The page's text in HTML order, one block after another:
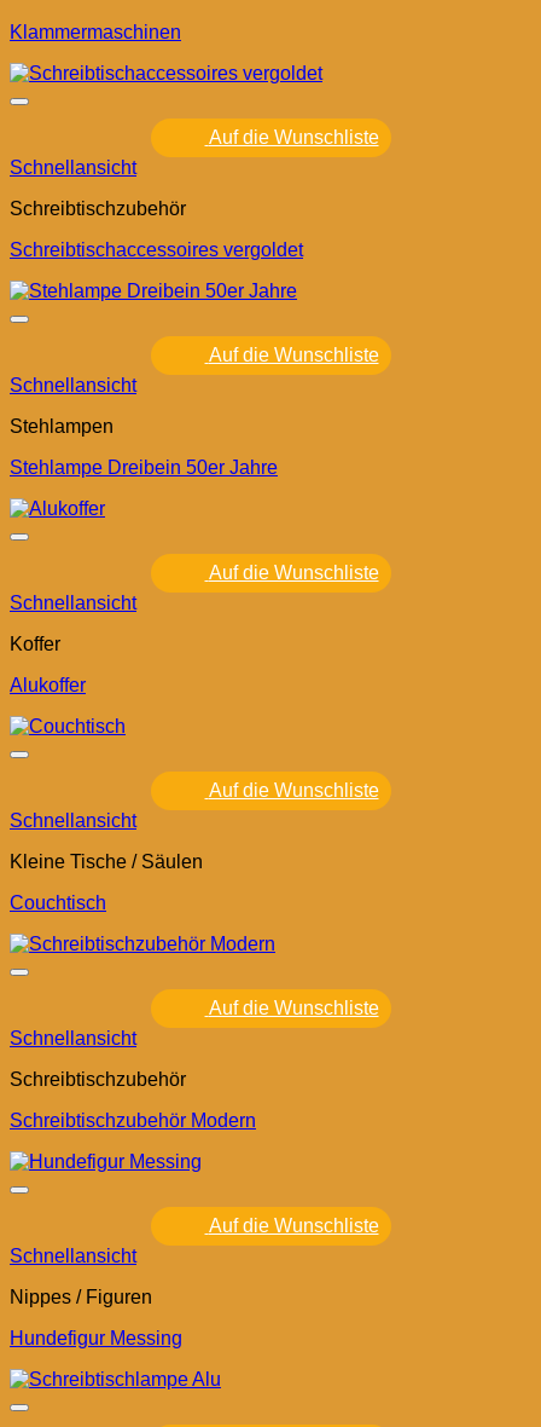
Klammermaschinen
Auf die Wunschliste
Schnellansicht
Schreibtischzubehör
Schreibtischaccessoires vergoldet
Auf die Wunschliste
Schnellansicht
Stehlampen
Stehlampe Dreibein 50er Jahre
Auf die Wunschliste
Schnellansicht
Koffer
Alukoffer
Auf die Wunschliste
Schnellansicht
Kleine Tische / Säulen
Couchtisch
Auf die Wunschliste
Schnellansicht
Schreibtischzubehör
Schreibtischzubehör Modern
Auf die Wunschliste
Schnellansicht
Nippes / Figuren
Hundefigur Messing